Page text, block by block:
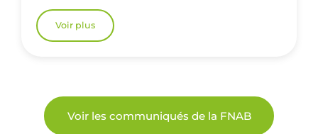
Voir plus
Voir les communiqués de la FNAB